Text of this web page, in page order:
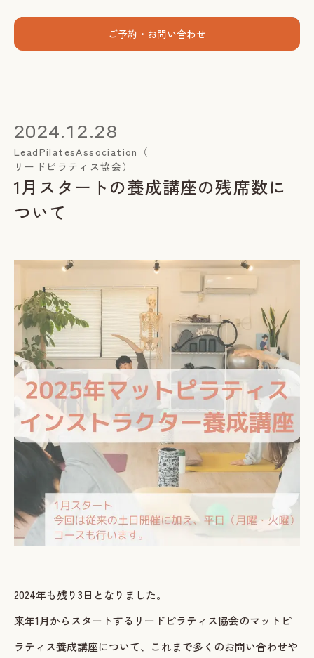
出張グループレッスン
指導者養成講座
お知らせ
ブログ
ご予約・お問い合わせ
LINEで予約・相談する
tel. 080-3628-1771
Instagram LINE
ご予約・お問い合わせ
2024.12.28
LeadPilatesAssociation（
リードピラティス協会）
1月スタートの養成講座の残席数に
ついて
2024年も残り3日となりました。
来年1月からスタートするリードピラティス協会のマットピ
ラティス養成講座について、これまで多くのお問い合わせや